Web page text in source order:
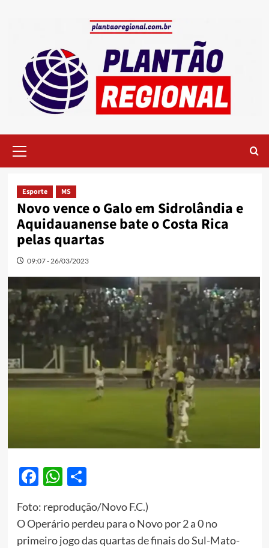
Menu
Esporte MS
Novo vence o Galo em Sidrolândia e
Aquidauanense bate o Costa Rica
pelas quartas
09:07 - 26/03/2023
Facebook
WhatsApp
Share
Foto: reprodução/Novo F.C.)
O Operário perdeu para o Novo por 2 a 0 no
primeiro jogo das quartas de finais do Sul-Mato-